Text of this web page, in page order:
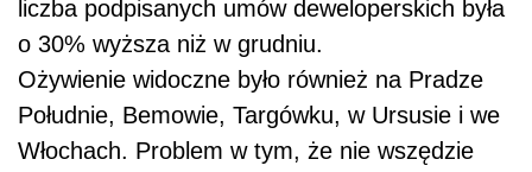
liczba podpisanych umów deweloperskich była
o 30% wyższa niż w grudniu.
Ożywienie widoczne było również na Pradze
Południe, Bemowie, Targówku, w Ursusie i we
Włochach. Problem w tym, że nie wszędzie